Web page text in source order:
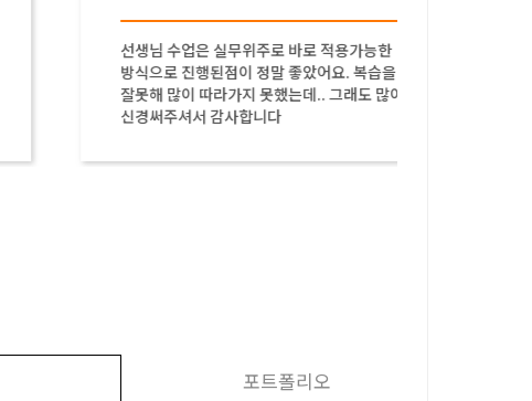
선생님 수업은 실무위주로 바로 적용가능한
방식으로 진행된점이 정말 좋았어요. 복습을
잘못해 많이 따라가지 못했는데.. 그래도 많이
신경써주셔서 감사합니다
포트폴리오